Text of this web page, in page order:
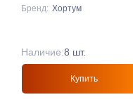
Бренд: Хортум
Наличие:8 шт.
Купить